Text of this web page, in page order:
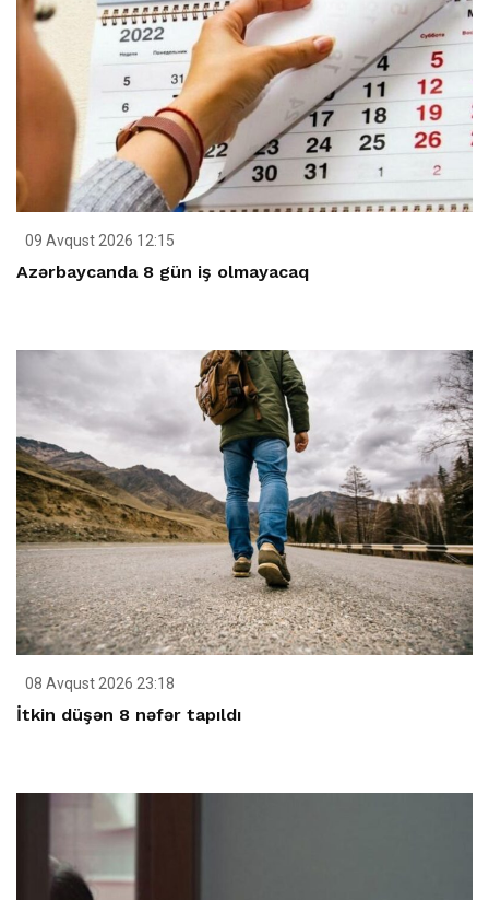
09 Avqust 2026 12:15
Azərbaycanda 8 gün iş olmayacaq
08 Avqust 2026 23:18
İtkin düşən 8 nəfər tapıldı